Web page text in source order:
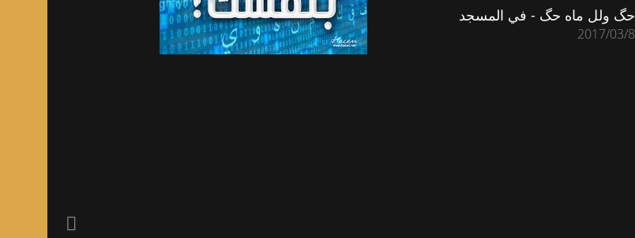
حگ ولل ماه حگ - في المسجد
2017/03/8